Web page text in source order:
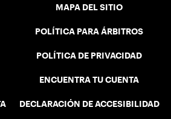
MAPA DEL SITIO
POLÍTICA PARA ÁRBITROS
POLÍTICA DE PRIVACIDAD
ENCUENTRA TU CUENTA
DECLARACIÓN DE ACCESIBILIDAD